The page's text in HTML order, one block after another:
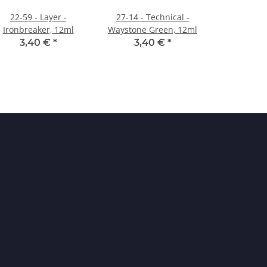
22-59 - Layer -
Ironbreaker, 12ml
3,40 € *
27-14 - Technical -
Waystone Green, 12ml
3,40 € *